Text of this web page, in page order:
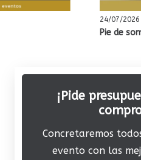
Pie de sombrilla
¡Pide
Concretaremos
evento con las